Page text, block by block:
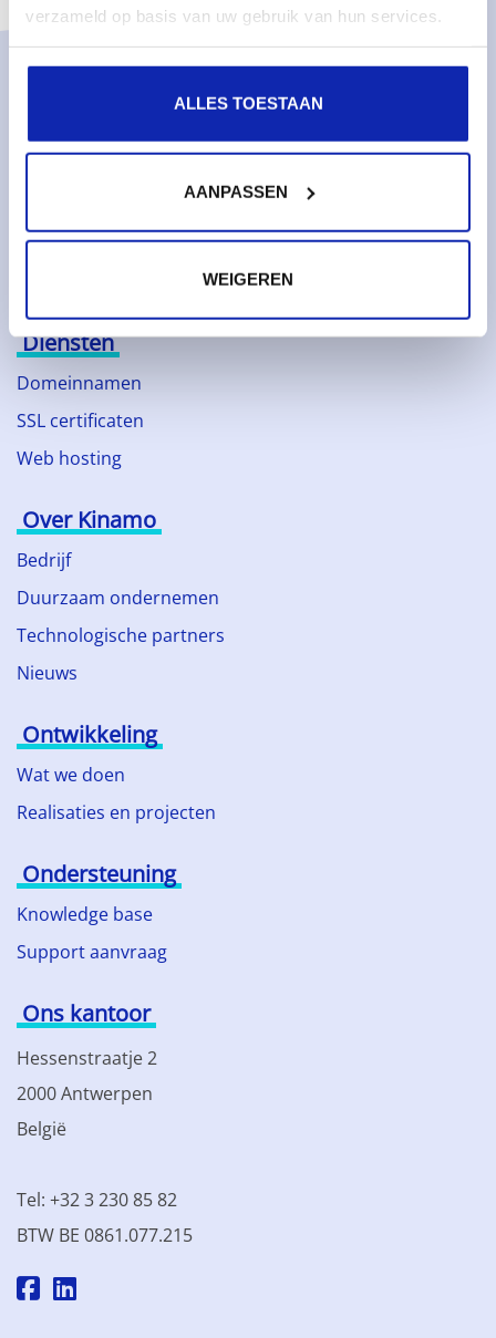
verzameld op basis van uw gebruik van hun services.
ALLES TOESTAAN
AANPASSEN
WEIGEREN
Monitoring & metrics
Cloud servers
Diensten
Domeinnamen
SSL certificaten
Web hosting
Over Kinamo
Bedrijf
Duurzaam ondernemen
Technologische partners
Nieuws
Ontwikkeling
Wat we doen
Realisaties en projecten
Ondersteuning
Knowledge base
Support aanvraag
Ons kantoor
Hessenstraatje 2
2000 Antwerpen
België
Tel: +32 3 230 85 82
BTW BE 0861.077.215